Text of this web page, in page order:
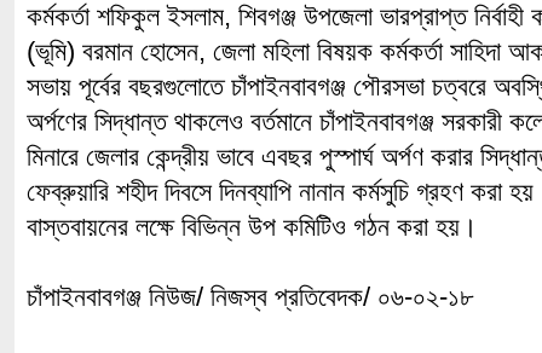
কর্মকর্তা শফিকুল ইসলাম, শিবগঞ্জ উপজেলা ভারপ্রাপ্ত নির্বাহী
(ভূমি) বরমান হোসেন, জেলা মহিলা বিষয়ক কর্মকর্তা সাহিদা
সভায় পূর্বের বছরগুলোতে চাঁপাইনবাবগঞ্জ পৌরসভা চত্বরে
অর্পণের সিদ্ধান্ত থাকলেও বর্তমানে চাঁপাইনবাবগঞ্জ সরকারী
মিনারে জেলার কেন্দ্রীয় ভাবে এবছর পুস্পার্ঘ অর্পণ করার
ফেব্রুয়ারি শহীদ দিবসে দিনব্যাপি নানান কর্মসুচি গ্রহণ করা
বাস্তবায়নের লক্ষে বিভিন্ন উপ কমিটিও গঠন করা হয়।
চাঁপাইনবাবগঞ্জ নিউজ/ নিজস্ব প্রতিবেদক/ ০৬-০২-১৮